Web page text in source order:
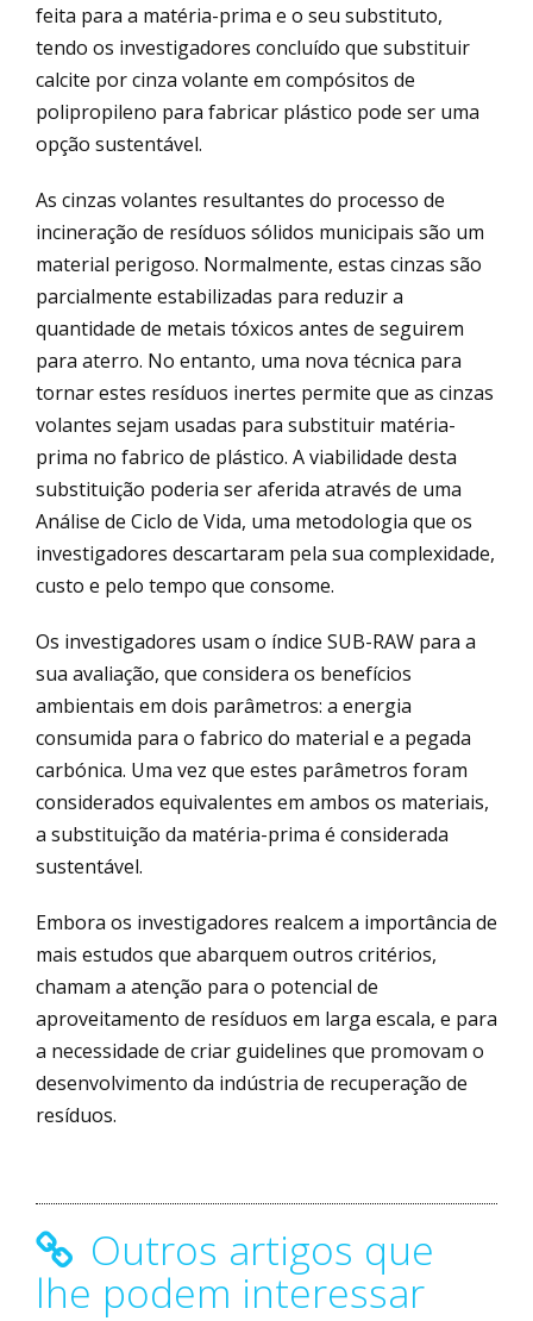
feita para a matéria-prima e o seu substituto,
tendo os investigadores concluído que substituir
calcite por cinza volante em compósitos de
polipropileno para fabricar plástico pode ser uma
opção sustentável.
As cinzas volantes resultantes do processo de
incineração de resíduos sólidos municipais são um
material perigoso. Normalmente, estas cinzas são
parcialmente estabilizadas para reduzir a
quantidade de metais tóxicos antes de seguirem
para aterro. No entanto, uma nova técnica para
tornar estes resíduos inertes permite que as cinzas
volantes sejam usadas para substituir matéria-
prima no fabrico de plástico. A viabilidade desta
substituição poderia ser aferida através de uma
Análise de Ciclo de Vida, uma metodologia que os
investigadores descartaram pela sua complexidade,
custo e pelo tempo que consome.
Os investigadores usam o índice SUB-RAW para a
sua avaliação, que considera os benefícios
ambientais em dois parâmetros: a energia
consumida para o fabrico do material e a pegada
carbónica. Uma vez que estes parâmetros foram
considerados equivalentes em ambos os materiais,
a substituição da matéria-prima é considerada
sustentável.
Embora os investigadores realcem a importância de
mais estudos que abarquem outros critérios,
chamam a atenção para o potencial de
aproveitamento de resíduos em larga escala, e para
a necessidade de criar guidelines que promovam o
desenvolvimento da indústria de recuperação de
resíduos.
Outros artigos que
lhe podem interessar